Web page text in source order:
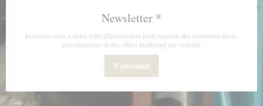
Newsletter *
Inscrivez-vous à notre lettre d'information pour recevoir des communications
personnalisées et des offres marketing par courriel.
S'abonner